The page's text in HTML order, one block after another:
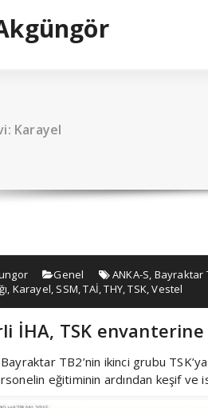
Karayel
Genel ANKA-S, Bayraktar
, Karayel, SSM,TAİ,THY,TSK,Vestel
İHA, TSK
TB2’nin ikinci grubu
eğitiminin ardından keşif ve